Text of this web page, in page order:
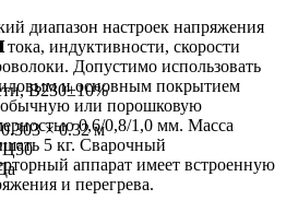
диапазон настроек напряжения
индуктивности, скорости
Допустимо использовать
и основным покрытием
или порошковую
0,6/0,8/1,0 мм. Масса
5 кг. Сварочный
аппарат имеет встроенную
и перегрева.
В230±10%
× 0.32 м
50